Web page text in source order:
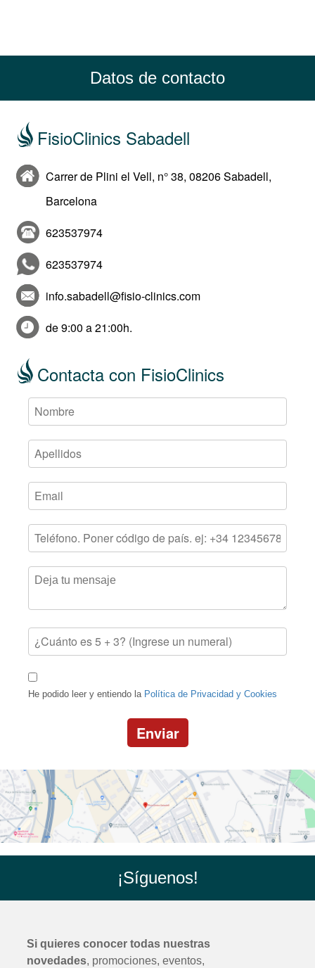
Datos de contacto
FisioClinics Sabadell
Carrer de Plini el Vell, n° 38, 08206 Sabadell,
Barcelona
623537974
623537974
info.sabadell@fisio-clinics.com
de 9:00 a 21:00h.
Contacta con FisioClinics
He podido leer y entiendo la Política de Privacidad y Cookies
Enviar
¡Síguenos!